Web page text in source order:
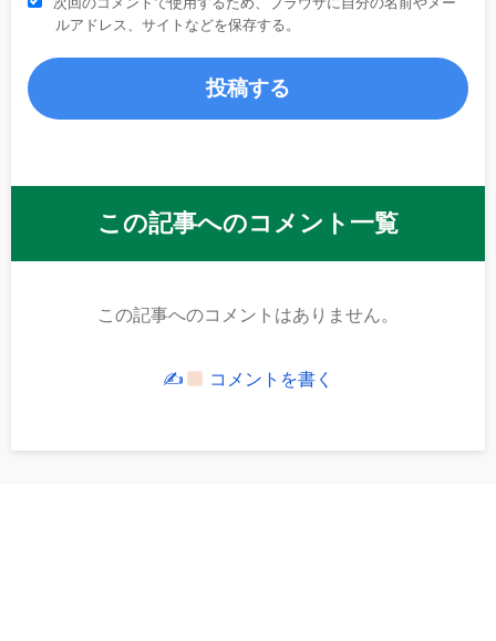
ルアドレス、サイトなどを保存する。
この記事へのコメント一覧
この記事へのコメントはありません。
✍ コメントを書く